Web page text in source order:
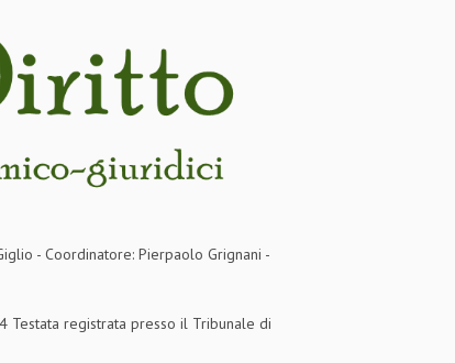
- Coordinatore: Pierpaolo Grignani -
Testata registrata presso il Tribunale di